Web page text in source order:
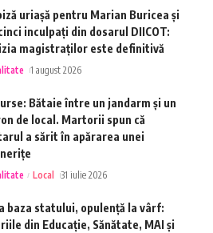
uriașă pentru Marian Buricea și
inculpați din dosarul DIICOT:
magistraților este definitivă
1 august 2026
Bătaie între un jandarm și un
de local. Martorii spun că
a sărit în apărarea unei
Local 31 iulie 2026
baza statului, opulență la vârf:
din Educație, Sănătate, MAI și